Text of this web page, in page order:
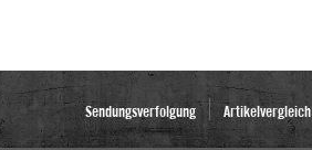
Sendungsverfolgung Artikelvergleich